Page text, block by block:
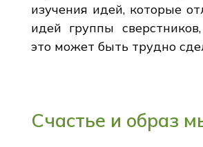
изучения идей, которые
идей группы
это может быть трудно
Счастье и образ